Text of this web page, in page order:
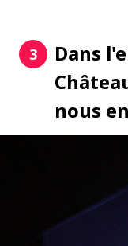
3
Dans
nous